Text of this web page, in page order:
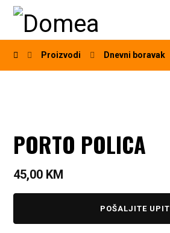
Proizvodi Dnevni boravak
PORTO POLICA
45,00 KM
POŠALJITE UPIT